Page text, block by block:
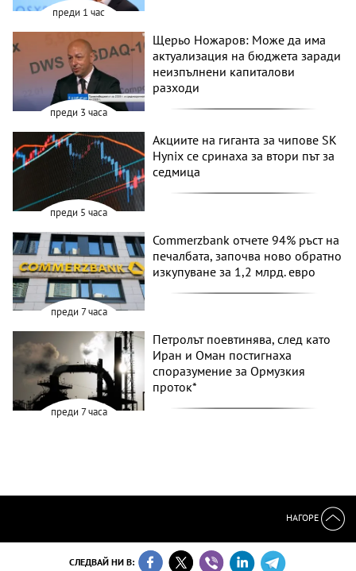
преди 1 час
преди 3 часа
Щерьо Ножаров: Може да има
актуализация на бюджета заради
неизпълнени капиталови
разходи
преди 5 часа
Акциите на гиганта за чипове SK
Hynix се сринаха за втори път за
седмица
преди 7 часа
Commerzbank отчете 94% ръст на
печалбата, започва ново обратно
изкупуване за 1,2 млрд. евро
преди 7 часа
Петролът поевтинява, след като
Иран и Оман постигнаха
споразумение за Ормузкия
проток*
НАГОРЕ
СЛЕДВАЙ НИ В: